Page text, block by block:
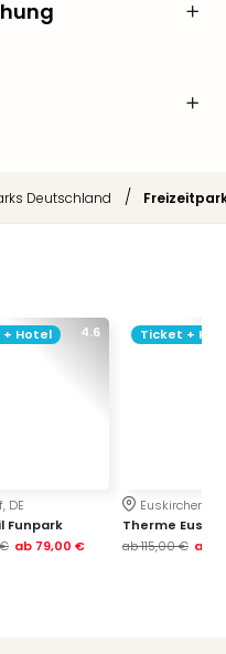
Deutschland /
4.6
Hotel
DE
Funpark
ab 79,00 €
Ticket +
Euskirchen, DE
Therme
ab115,00 € ab